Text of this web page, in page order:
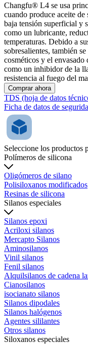
Changfu® L4 se usa
cuando produce aceite
baja tensión superficial y
como un lubricante,
temperaturas. Debido a
sobresalientes, también
cosméticos y el
como un inhibidor de la
resistencia al fuego del
Comprar ahora
TDS (hoja de datos
Ficha de datos de
Seleccione los productos
Polímeros de silicona
Oligómeros de silano
Polisiloxanos modificados
Resinas de silicona
Silanos especiales
Silanos epoxi
Acriloxi silanos
Mercapto Silanos
Aminosilanos
Vinil silanos
Fenil silanos
Alquilsilanos de cadena
Cianosilanos
isocianato silanos
Silanos dipodales
Silanos halógenos
Agentes sililantes
Otros silanos
Siloxanos especiales